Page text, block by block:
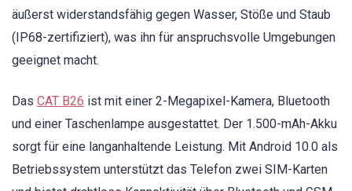
äußerst widerstandsfähig gegen Wasser, Stöße und Staub
(IP68-zertifiziert), was ihn für anspruchsvolle Umgebungen
geeignet macht.
Das CAT B26 ist mit einer 2-Megapixel-Kamera, Bluetooth
und einer Taschenlampe ausgestattet. Der 1.500-mAh-Akku
sorgt für eine langanhaltende Leistung. Mit Android 10.0 als
Betriebssystem unterstützt das Telefon zwei SIM-Karten